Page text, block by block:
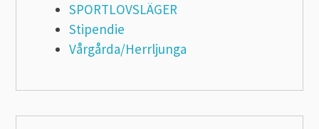
SPORTLOVSLÄGER
Stipendie
Vårgårda/Herrljunga